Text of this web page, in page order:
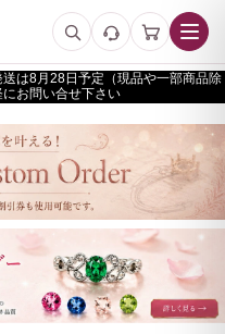
は
予定（現品や一部商品除
お問い合せ下さい